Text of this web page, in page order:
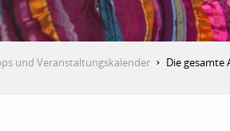
und Veranstaltungskalender Die gesamte